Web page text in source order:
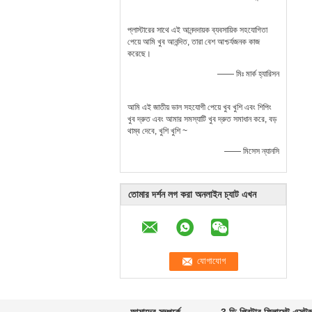
প্লাস্টারের সাথে এই আনন্দদায়ক ব্যবসায়িক সহযোগিতা
পেয়ে আমি খুব আনন্দিত, তারা বেশ আশ্চর্যজনক কাজ
করেছে।
—— মিঃ মার্ক হ্যারিসন
আমি এই জাতীয় ভাল সহযোগী পেয়ে খুব খুশি এবং শিপিং
খুব দ্রুত এবং আমার সমস্যাটি খুব দ্রুত সমাধান করে, বড়
থাম্ব দেবে, খুশি খুশি ~
—— মিসেস ন্যানসি
তোমার দর্শন লগ করা অনলাইন চ্যাট এখন